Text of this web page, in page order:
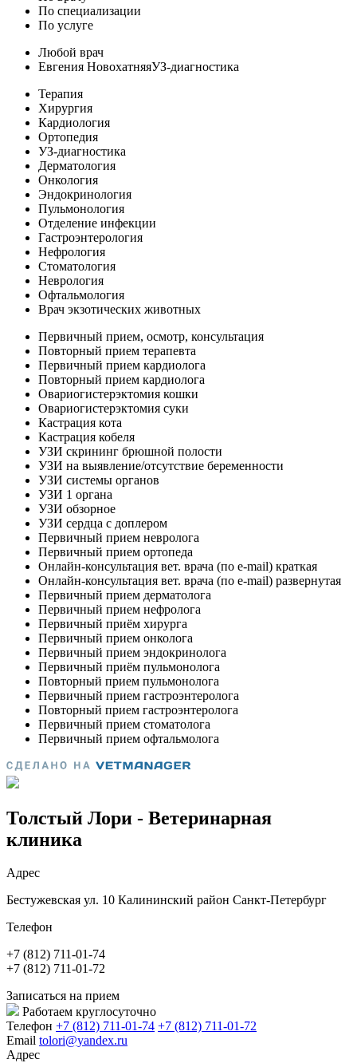
Толстый Лори - Ветеринарная
клиника
Адрес
Бестужевская ул. 10 Калининский район Санкт-Петербург
Телефон
+7 (812) 711-01-74
+7 (812) 711-01-72
Записаться на прием
Работаем круглосуточно
Телефон +7 (812) 711-01-74 +7 (812) 711-01-72
Email tolori@yandex.ru
Адрес